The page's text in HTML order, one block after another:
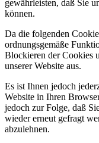
gewährleisten, daß Sie
können.
Da die folgenden
ordnungsgemäße
Blockieren der Cookies
unserer Website aus.
Es ist Ihnen jedoch
Website in Ihren
jedoch zur Folge, daß
wieder erneut gefragt
abzulehnen.